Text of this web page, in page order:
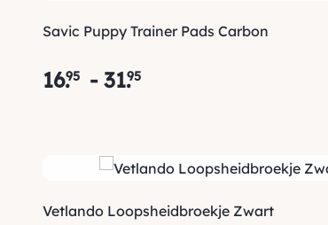
Savic Puppy Trainer Pads Carbon
16.95 - 31.95
Vetlando Loopsheidbroekje Zwart